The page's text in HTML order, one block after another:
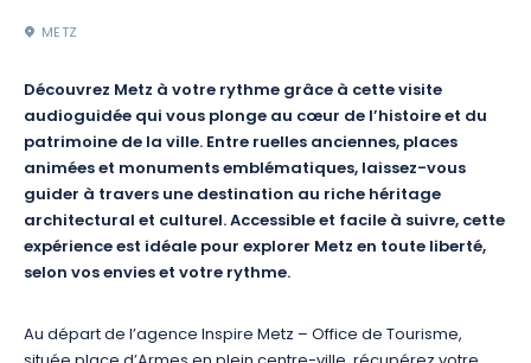
METZ
Découvrez Metz à votre rythme grâce à cette visite
audioguidée qui vous plonge au cœur de l’histoire et du
patrimoine de la ville. Entre ruelles anciennes, places
animées et monuments emblématiques, laissez-vous
guider à travers une destination au riche héritage
architectural et culturel. Accessible et facile à suivre, cette
expérience est idéale pour explorer Metz en toute liberté,
selon vos envies et votre rythme.
Au départ de l’agence Inspire Metz – Office de Tourisme,